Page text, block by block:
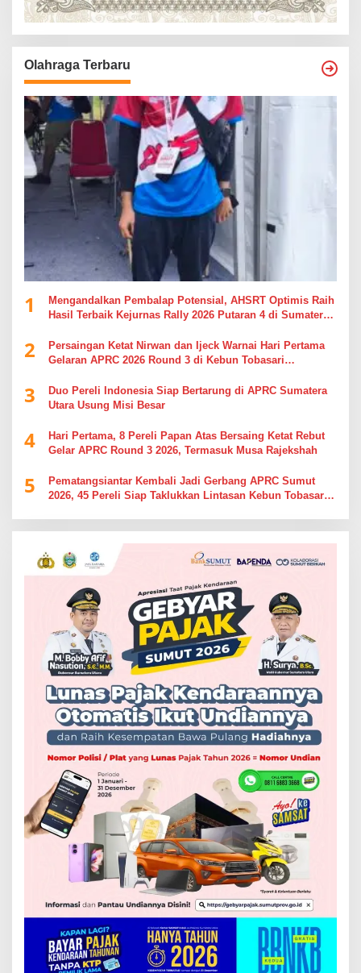
Olahraga Terbaru
1
Mengandalkan Pembalap Potensial, AHSRT Optimis Raih
Hasil Terbaik Kejurnas Rally 2026 Putaran 4 di Sumatera
2
Persaingan Ketat Nirwan dan Ijeck Warnai Hari Pertama
Gelaran APRC 2026 Round 3 di Kebun Tobasari
3
Duo Pereli Indonesia Siap Bertarung di APRC Sumatera
Utara Usung Misi Besar
4
Hari Pertama, 8 Pereli Papan Atas Bersaing Ketat Rebut
Gelar APRC Round 3 2026, Termasuk Musa Rajekshah
5
Pematangsiantar Kembali Jadi Gerbang APRC Sumut
2026, 45 Pereli Siap Taklukkan Lintasan Kebun Tobasari